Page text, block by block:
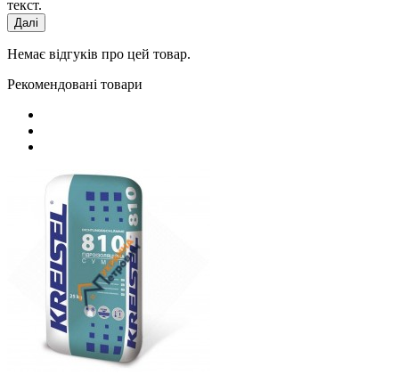
текст.
Далі
Немає відгуків про цей товар.
Рекомендовані товари